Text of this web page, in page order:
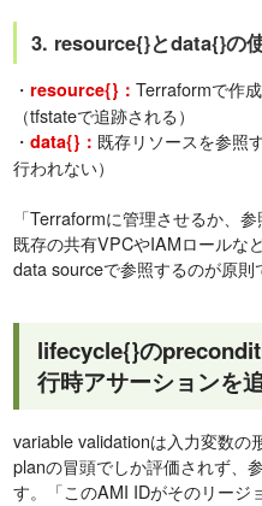
3. resource{}とdata{}の
・ resource{}：Terraformで作
（tfstateで追跡される）
・data{}： 既存リソースを参照
行われない）
「Terraformに管理させるか、
既存の共有VPCやIAMロールな
data sourceで参照するのが原則
lifecycle{}の
行時アサーションを
variable validationは入力変数の
planの冒頭でしか評価されず、
す。「このAMI IDがそのリージ